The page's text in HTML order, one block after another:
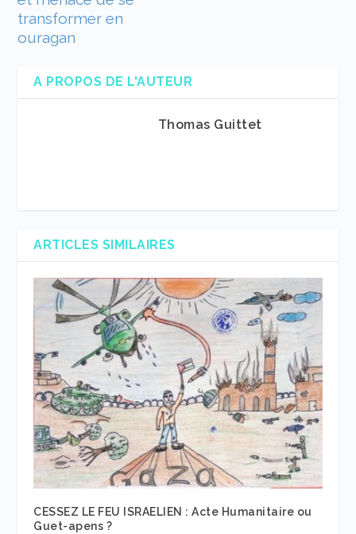
transformer en
ouragan
A PROPOS DE L'AUTEUR
Thomas Guittet
ARTICLES SIMILAIRES
CESSEZ LE FEU ISRAELIEN : Acte Humanitaire ou
Guet-apens ?